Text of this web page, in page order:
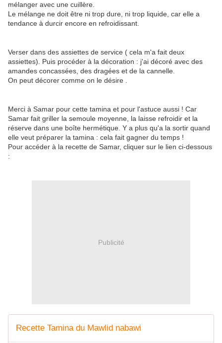
mélanger avec une cuillère.
Le mélange ne doit être ni trop dure, ni trop liquide, car elle a
tendance à durcir encore en refroidissant.
Verser dans des assiettes de service ( cela m'a fait deux
assiettes). Puis procéder à la décoration : j'ai décoré avec des
amandes concassées, des dragées et de la cannelle.
On peut décorer comme on le désire .
Merci à Samar pour cette tamina et pour l'astuce aussi ! Car
Samar fait griller la semoule moyenne, la laisse refroidir et la
réserve dans une boîte hermétique. Y a plus qu'a la sortir quand
elle veut préparer la tamina : cela fait gagner du temps !
Pour accéder à la recette de Samar, cliquer sur le lien ci-dessous
:
Publicité
Recette Tamina du Mawlid nabawi